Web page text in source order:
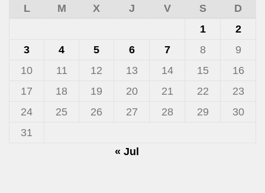
L
M X J V S
D
1
2
3
4 5 6 7 8
9
10
11 12 13 14 15
16
17
18 19 20 21 22
23
24
25 26 27 28 29
30
31
« Jul